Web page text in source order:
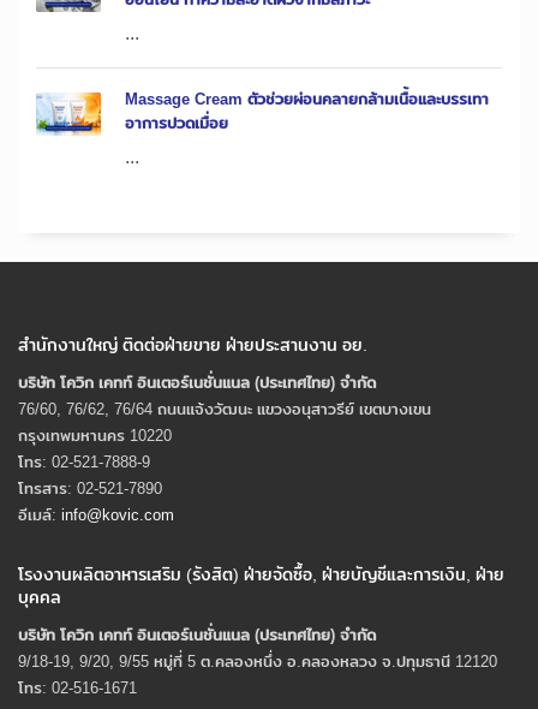
...
Massage Cream ตัวช่วยผ่อนคลายกล้ามเนื้อและบรรเทา
อาการปวดเมื่อย
...
สำนักงานใหญ่ ติดต่อฝ่ายขาย ฝ่ายประสานงาน อย.
บริษัท โควิก เคทท์ อินเตอร์เนชั่นแนล (ประเทศไทย) จํากัด
76/60, 76/62, 76/64 ถนนแจ้งวัฒนะ แขวงอนุสาวรีย์ เขตบางเขน
กรุงเทพมหานคร 10220
โทร: 02-521-7888-9
โทรสาร: 02-521-7890
อีเมล์: info@kovic.com
โรงงานผลิตอาหารเสริม (รังสิต) ฝ่ายจัดซื้อ, ฝ่ายบัญชีและการเงิน, ฝ่าย
บุคคล
บริษัท โควิก เคทท์ อินเตอร์เนชั่นแนล (ประเทศไทย) จํากัด
9/18-19, 9/20, 9/55 หมู่ที่ 5 ต.คลองหนึ่ง อ.คลองหลวง จ.ปทุมธานี 12120
โทร: 02-516-1671